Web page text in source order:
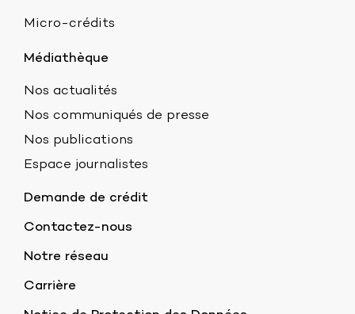
Micro-crédits
Médiathèque
Nos actualités
Nos communiqués de presse
Nos publications
Espace journalistes
Demande de crédit
Contactez-nous
Notre réseau
Carrière